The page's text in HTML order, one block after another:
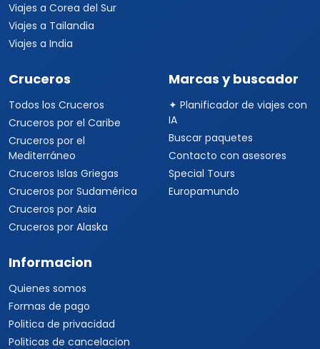
Viajes a Corea del Sur
Viajes a Tailandia
Viajes a India
Cruceros
Todos los Cruceros
Cruceros por el Caribe
Cruceros por el
Mediterráneo
Cruceros Islas Griegas
Cruceros por Sudamérica
Cruceros por Asia
Cruceros por Alaska
Marcas y buscador
✦ Planificador de viajes con
IA
Buscar paquetes
Contacto con asesores
Special Tours
Europamundo
Informacion
Quienes somos
Formas de pago
Politica de privacidad
Politicas de cancelacion